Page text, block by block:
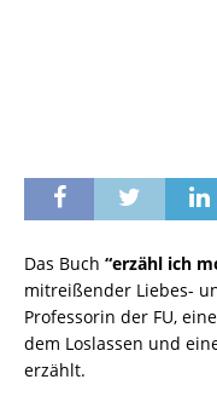
Das Buch “erzähl ich
mitreißender Liebes-
Professorin der FU,
dem Loslassen und
erzählt.